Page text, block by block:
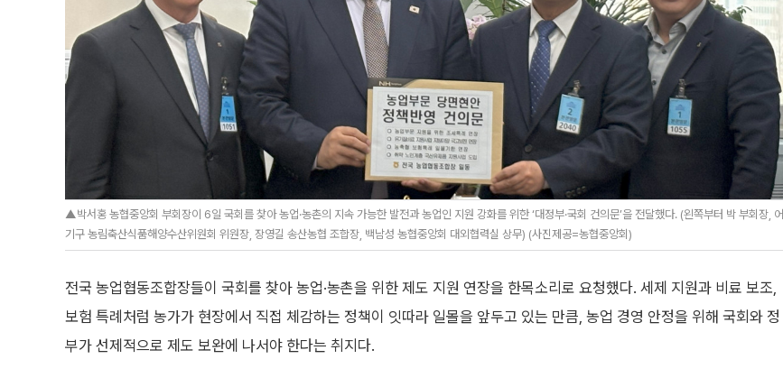
▲박서홍 농협중앙회 부회장이 6일 국회를 찾아 농업·농촌의 지속 가능한 발전과 농업인 지원 강화를 위한 ‘대정부·국회 건의문’을 전달했다. (왼쪽부터 박 부회장, 어
기구 농림축산식품해양수산위원회 위원장, 장영길 송산농협 조합장, 백남성 농협중앙회 대외협력실 상무) (사진제공=농협중앙회)
전국 농업협동조합장들이 국회를 찾아 농업·농촌을 위한 제도 지원 연장을 한목소리로 요청했다. 세제 지원과 비료 보조,
보험 특례처럼 농가가 현장에서 직접 체감하는 정책이 잇따라 일몰을 앞두고 있는 만큼, 농업 경영 안정을 위해 국회와 정
부가 선제적으로 제도 보완에 나서야 한다는 취지다.